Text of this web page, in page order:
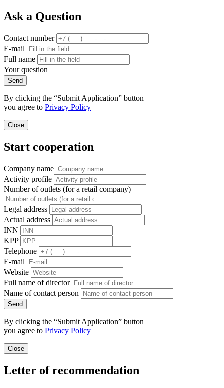
Ask a Question
Contact number
E-mail
Full name
Your question
Send
By clicking the “Submit Application” button
you agree to Privacy Policy
Close
Start cooperation
Company name
Activity profile
Number of outlets (for a retail company)
Legal address
Actual address
INN
KPP
Telephone
E-mail
Website
Full name of director
Name of contact person
Send
By clicking the “Submit Application” button
you agree to Privacy Policy
Close
Letter of recommendation